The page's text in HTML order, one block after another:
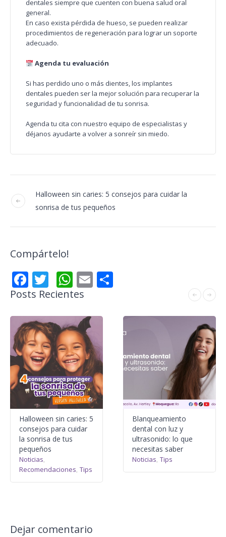
dentales siempre que cuenten con buena salud oral
general.
En caso exista pérdida de hueso, se pueden realizar
procedimientos de regeneración para lograr un soporte
adecuado.
Agenda tu evaluación
Si has perdido uno o más dientes, los implantes
dentales pueden ser la mejor solución para recuperar la
seguridad y funcionalidad de tu sonrisa.
Agenda tu cita con nuestro equipo de especialistas y
déjanos ayudarte a volver a sonreír sin miedo.
Halloween sin caries: 5 consejos para cuidar la
sonrisa de tus pequeños
Compártelo!
Facebook
Twitter
WhatsApp
Email
Posts Recientes
Halloween sin caries: 5
consejos para cuidar
la sonrisa de tus
pequeños
Noticias
Recomendaciones Tips
Blanqueamiento
dental con luz y
ultrasonido: lo que
necesitas saber
Noticias Tips
Dejar comentario